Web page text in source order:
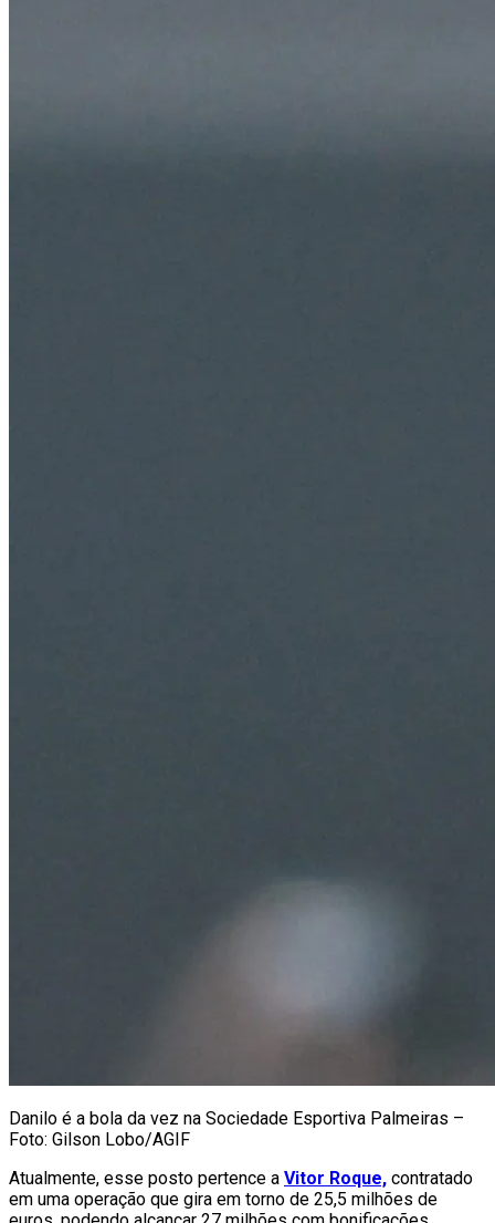
Danilo é a bola da vez na Sociedade Esportiva Palmeiras –
Foto: Gilson Lobo/AGIF
Atualmente, esse posto pertence a Vitor Roque, contratado
em uma operação que gira em torno de 25,5 milhões de